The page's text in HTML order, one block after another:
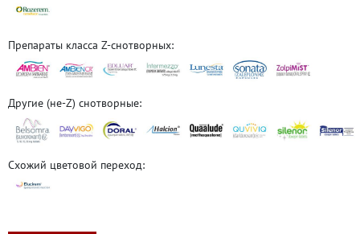
Препараты класса Z-снотворных:
Другие (не-Z) снотворные:
Схожий цветовой переход: